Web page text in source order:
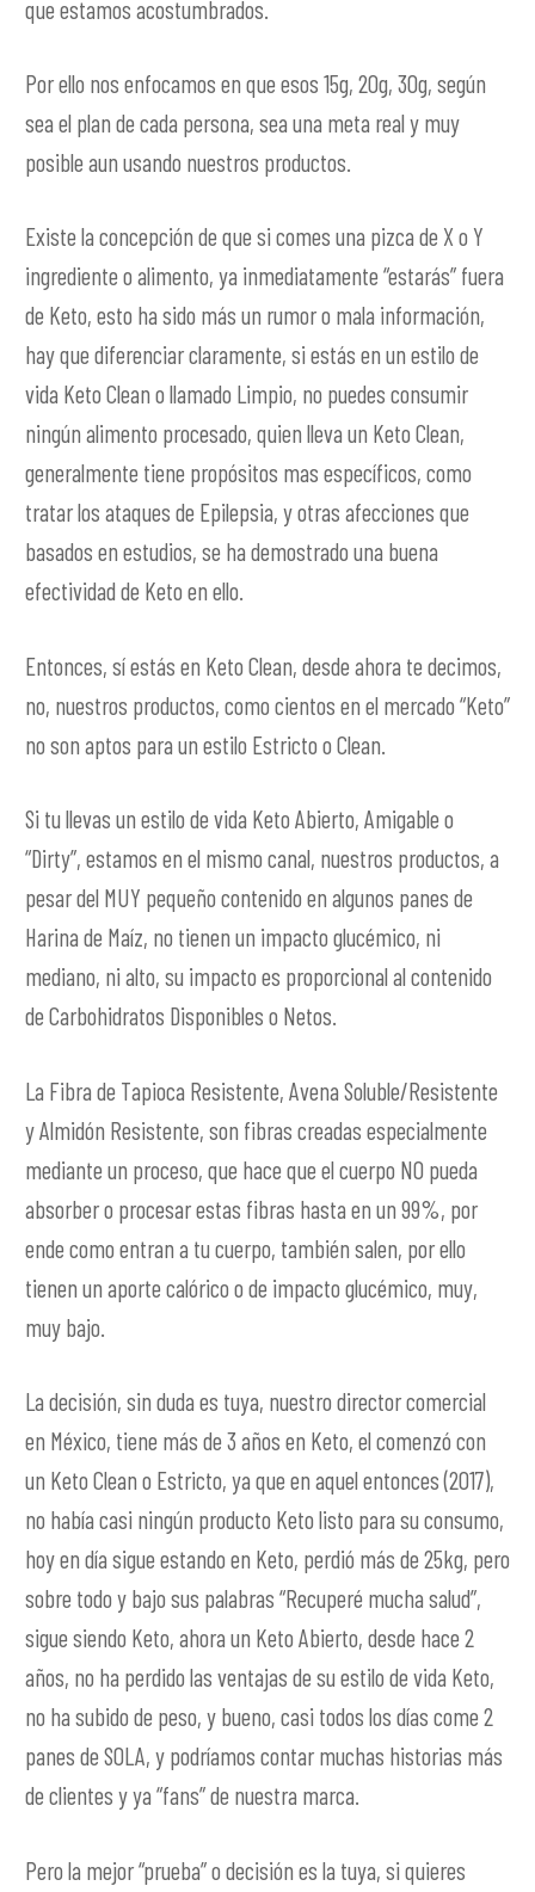
que estamos acostumbrados.
Por ello nos enfocamos en que esos 15g, 20g, 30g, según
sea el plan de cada persona, sea una meta real y muy
posible aun usando nuestros productos.
Existe la concepción de que si comes una pizca de X o Y
ingrediente o alimento, ya inmediatamente “estarás” fuera
de Keto, esto ha sido más un rumor o mala información,
hay que diferenciar claramente, si estás en un estilo de
vida Keto Clean o llamado Limpio, no puedes consumir
ningún alimento procesado, quien lleva un Keto Clean,
generalmente tiene propósitos mas específicos, como
tratar los ataques de Epilepsia, y otras afecciones que
basados en estudios, se ha demostrado una buena
efectividad de Keto en ello.
Entonces, sí estás en Keto Clean, desde ahora te decimos,
no, nuestros productos, como cientos en el mercado “Keto”
no son aptos para un estilo Estricto o Clean.
Si tu llevas un estilo de vida Keto Abierto, Amigable o
“Dirty”, estamos en el mismo canal, nuestros productos, a
pesar del MUY pequeño contenido en algunos panes de
Harina de Maíz, no tienen un impacto glucémico, ni
mediano, ni alto, su impacto es proporcional al contenido
de Carbohidratos Disponibles o Netos.
La Fibra de Tapioca Resistente, Avena Soluble/Resistente
y Almidón Resistente, son fibras creadas especialmente
mediante un proceso, que hace que el cuerpo NO pueda
absorber o procesar estas fibras hasta en un 99%, por
ende como entran a tu cuerpo, también salen, por ello
tienen un aporte calórico o de impacto glucémico, muy,
muy bajo.
La decisión, sin duda es tuya, nuestro director comercial
en México, tiene más de 3 años en Keto, el comenzó con
un Keto Clean o Estricto, ya que en aquel entonces (2017),
no había casi ningún producto Keto listo para su consumo,
hoy en día sigue estando en Keto, perdió más de 25kg, pero
sobre todo y bajo sus palabras “Recuperé mucha salud”,
sigue siendo Keto, ahora un Keto Abierto, desde hace 2
años, no ha perdido las ventajas de su estilo de vida Keto,
no ha subido de peso, y bueno, casi todos los días come 2
panes de SOLA, y podríamos contar muchas historias más
de clientes y ya “fans” de nuestra marca.
Pero la mejor “prueba” o decisión es la tuya, si quieres